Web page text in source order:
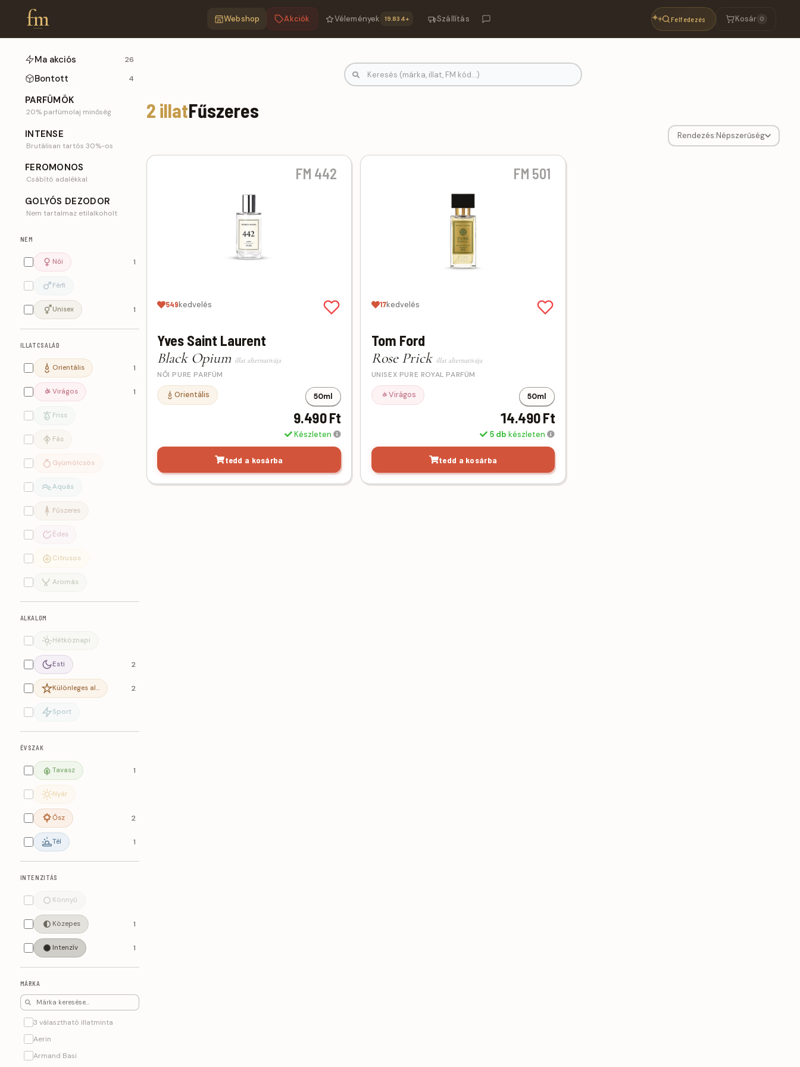
fm Webshop Akciók Vélemények 19.834+ Szállítás Felfedezés Kosár 0
Ma akciós 26
Bontott 4
PARFÜMÖK
20% parfümolaj minőség
INTENSE
Brutálisan tartós 30%-os
FEROMONOS
Csábító adalékkal
GOLYÓS DEZODOR
Nem tartalmaz etilalkoholt
NEM
Női 1
Férfi
Unisex 1
ILLATCSALÁD
Orientális 1
Virágos 1
Friss
Fás
Gyümölcsös
Aquás
Fűszeres
Édes
Citrusos
Aromás
ALKALOM
Hétköznapi
Esti 2
Különleges al… 2
Sport
ÉVSZAK
Tavasz 1
Nyár
Ősz 2
Tél 1
INTENZITÁS
Könnyű
Közepes 1
Intenzív 1
MÁRKA
3 választható illatminta
Aerin
Armand Basi
Fűszeres FM parfümök | FM-Parfümök.hu
2 illatFűszeres
Rendezés:Népszerűség
FM 442
549kedvelés
Yves Saint Laurent
Black Opium illat alternatívája
NŐI PURE PARFÜM
Orientális 50ml
9.490 Ft
Készleten
tedd a kosárba
FM 501
17kedvelés
Tom Ford
Rose Prick illat alternatívája
UNISEX PURE ROYAL PARFÜM
Virágos 50ml
14.490 Ft
5 db készleten
tedd a kosárba